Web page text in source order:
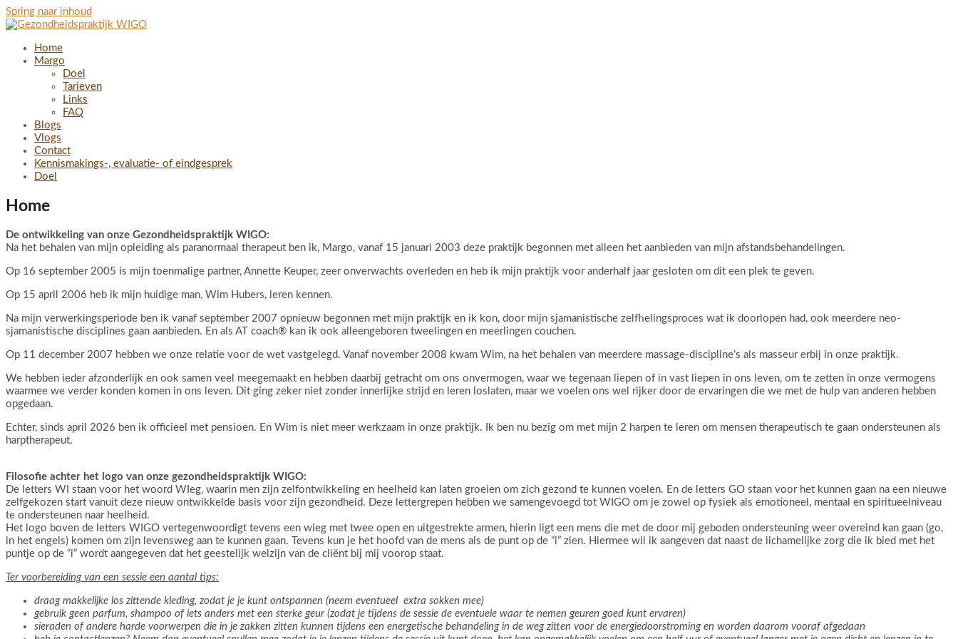
Spring naar inhoud
Home
Margo
Doel
Tarieven
Links
FAQ
Blogs
Vlogs
Contact
Kennismakings-, evaluatie- of eindgesprek
Doel
Home
De ontwikkeling van onze Gezondheidspraktijk WIGO:
Na het behalen van mijn opleiding als paranormaal therapeut ben ik, Margo, vanaf 15 januari 2003 deze praktijk begonnen met alleen het aanbieden van mijn afstandsbehandelingen.
Op 16 september 2005 is mijn toenmalige partner, Annette Keuper, zeer onverwachts overleden en heb ik mijn praktijk voor anderhalf jaar gesloten om dit een plek te geven.
Op 15 april 2006 heb ik mijn huidige man, Wim Hubers, leren kennen.
Na mijn verwerkingsperiode ben ik vanaf september 2007 opnieuw begonnen met mijn praktijk en ik kon, door mijn sjamanistische zelfhelingsproces wat ik doorlopen had, ook meerdere neo-
sjamanistische disciplines gaan aanbieden. En als AT coach® kan ik ook alleengeboren tweelingen en meerlingen couchen.
Op 11 december 2007 hebben we onze relatie voor de wet vastgelegd. Vanaf november 2008 kwam Wim, na het behalen van meerdere massage-discipline’s als masseur erbij in onze praktijk.
We hebben ieder afzonderlijk en ook samen veel meegemaakt en hebben daarbij getracht om ons onvermogen, waar we tegenaan liepen of in vast liepen in ons leven, om te zetten in onze vermogens
waarmee we verder konden komen in ons leven. Dit ging zeker niet zonder innerlijke strijd en leren loslaten, maar we voelen ons wel rijker door de ervaringen die we met de hulp van anderen hebben
opgedaan.
Echter, sinds april 2026 ben ik officieel met pensioen. En Wim is niet meer werkzaam in onze praktijk. Ik ben nu bezig om met mijn 2 harpen te leren om mensen therapeutisch te gaan ondersteunen als
harptherapeut.
Filosofie achter het logo van onze gezondheidspraktijk WIGO:
De letters WI staan voor het woord WIeg, waarin men zijn zelfontwikkeling en heelheid kan laten groeien om zich gezond te kunnen voelen. En de letters GO staan voor het kunnen gaan na een nieuwe
zelfgekozen start vanuit deze nieuw ontwikkelde basis voor zijn gezondheid. Deze lettergrepen hebben we samengevoegd tot WIGO om je zowel op fysiek als emotioneel, mentaal en spiritueelniveau
te ondersteunen naar heelheid.
Het logo boven de letters WIGO vertegenwoordigt tevens een wieg met twee open en uitgestrekte armen, hierin ligt een mens die met de door mij geboden ondersteuning weer overeind kan gaan (go,
in het engels) komen om zijn levensweg aan te kunnen gaan. Tevens kun je het hoofd van de mens als de punt op de “i” zien. Hiermee wil ik aangeven dat naast de lichamelijke zorg die ik bied met het
puntje op de “i” wordt aangegeven dat het geestelijk welzijn van de cliënt bij mij voorop staat.
Ter voorbereiding van een sessie een aantal tips:
draag makkelijke los zittende kleding, zodat je je kunt ontspannen (neem eventueel extra sokken mee)
gebruik geen parfum, shampoo of iets anders met een sterke geur (zodat je tijdens de sessie de eventuele waar te nemen geuren goed kunt ervaren)
sieraden of andere harde voorwerpen die in je zakken zitten kunnen tijdens een energetische behandeling in de weg zitten voor de energiedoorstroming en worden daarom vooraf afgedaan